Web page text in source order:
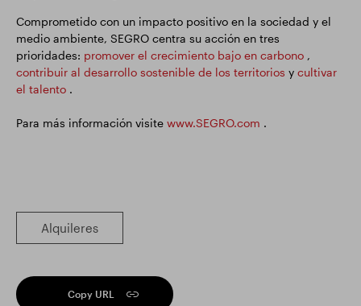
Comprometido con un impacto positivo en la sociedad y el
medio ambiente, SEGRO centra su acción en tres
prioridades: promover el crecimiento bajo en carbono ,
contribuir al desarrollo sostenible de los territorios y cultivar
el talento .
Para más información visite www.SEGRO.com .
Alquileres
Copy URL